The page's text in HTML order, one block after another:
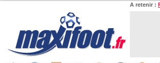
A retenir :